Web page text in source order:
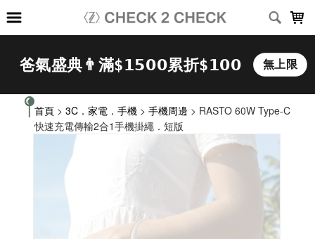
首頁 > 3C．家電．手機 > 手機周邊 > RASTO 60W Type-C
快速充電傳輸2合1手機掛繩．短版